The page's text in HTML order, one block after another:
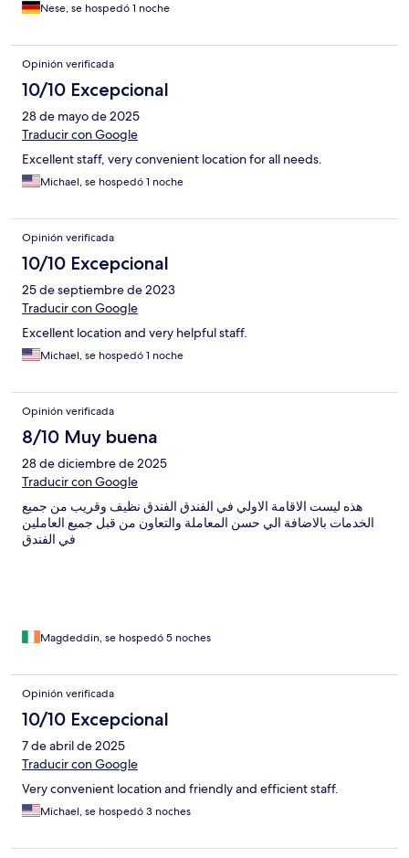
Nese, se hospedó 1 noche
Opinión verificada
10/10 Excepcional
28 de mayo de 2025
Traducir con Google
Excellent staff, very convenient location for all needs.
Michael, se hospedó 1 noche
Opinión verificada
10/10 Excepcional
25 de septiembre de 2023
Traducir con Google
Excellent location and very helpful staff.
Michael, se hospedó 1 noche
Opinión verificada
8/10 Muy buena
28 de diciembre de 2025
Traducir con Google
هذه ليست الاقامة الاولي في الفندق الفندق نظيف وقريب من جميع
الخدمات بالاضافة الي حسن المعاملة والتعاون من قبل جميع العاملين
في الفندق
Magdeddin, se hospedó 5 noches
Opinión verificada
10/10 Excepcional
7 de abril de 2025
Traducir con Google
Very convenient location and friendly and efficient staff.
Michael, se hospedó 3 noches